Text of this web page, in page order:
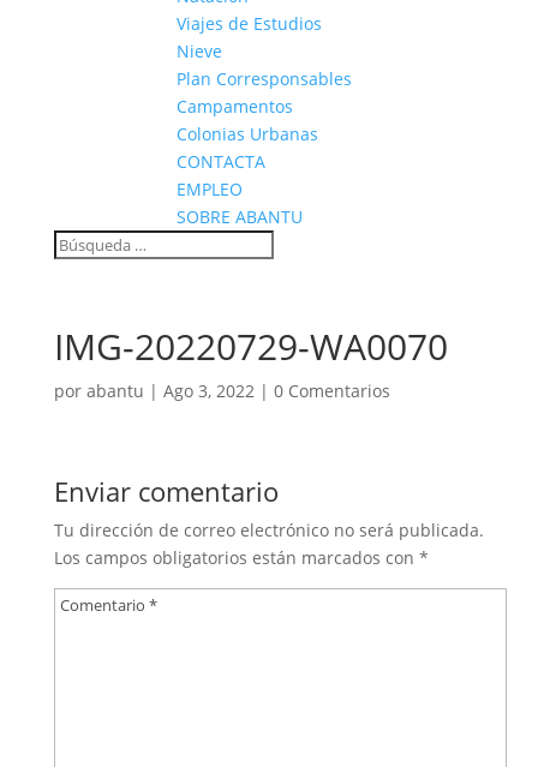
Viajes de Estudios
Nieve
Plan Corresponsables
Campamentos
Colonias Urbanas
CONTACTA
EMPLEO
SOBRE ABANTU
IMG-20220729-WA0070
por abantu | Ago 3, 2022| 0 Comentarios
Enviar comentario
Tu dirección de correo electrónico no será publicada.
Los campos obligatorios están marcados con *